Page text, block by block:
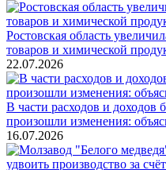
Ростовская область
товаров и химической
22.07.2026
В части расходов и доходов
произошли изменения:
16.07.2026